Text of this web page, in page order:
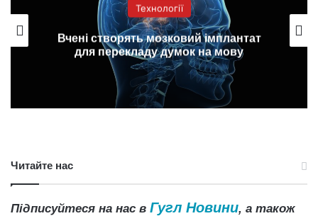
Технології
Вчені створять мозковий імплантат
для перекладу думок на мову
Читайте нас
Підписуйтеся на нас в Гугл Новини, а також